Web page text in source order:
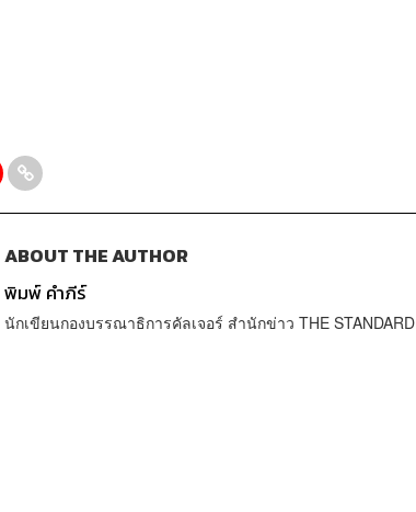
ABOUT THE AUTHOR
พิมพ์ คำภีร์
นักเขียนกองบรรณาธิการคัลเจอร์ สำนักข่าว THE STANDARD